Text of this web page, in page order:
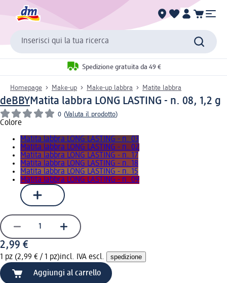
Inserisci qui la tua ricerca
Spedizione gratuita da 49 €
Homepage Make-up Make-up labbra Matite labbra
deBBYMatita labbra LONG LASTING - n. 08, 1,2 g
0 (Valuta il prodotto)
Colore
Matita labbra LONG LASTING - n. 03
Matita labbra LONG LASTING - n. 02
Matita labbra LONG LASTING - n. 17
Matita labbra LONG LASTING - n. 18
Matita labbra LONG LASTING - n. 15
Matita labbra LONG LASTING - n. 09
2,99 €
1 pz (2,99 € / 1 pz)incl. IVA escl. spedizione
Aggiungi al carrello